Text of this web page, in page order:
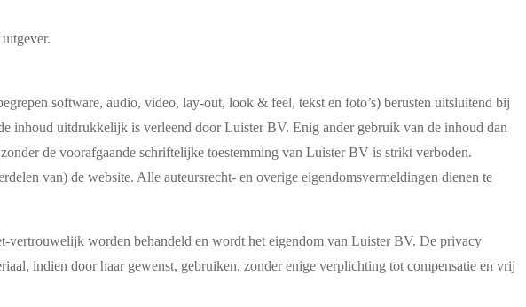
software, audio, video, lay-out, look & feel, tekst en foto’s) berusten uitsluitend bij
inhoud uitdrukkelijk is verleend door Luister BV. Enig ander gebruik van de inhoud dan
de voorafgaande schriftelijke toestemming van Luister BV is strikt verboden.
van) de website. Alle auteursrecht- en overige eigendomsvermeldingen dienen te
vertrouwelijk worden behandeld en wordt het eigendom van Luister BV. De privacy
indien door haar gewenst, gebruiken, zonder enige verplichting tot compensatie en vrij